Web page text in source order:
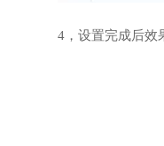
4，设置完成后效